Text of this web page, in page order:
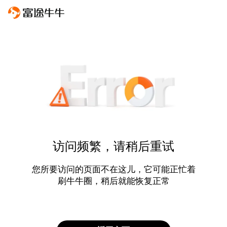
访问频繁，请稍后重试
您所要访问的页面不在这儿，它可能正忙着
刷牛牛圈，稍后就能恢复正常